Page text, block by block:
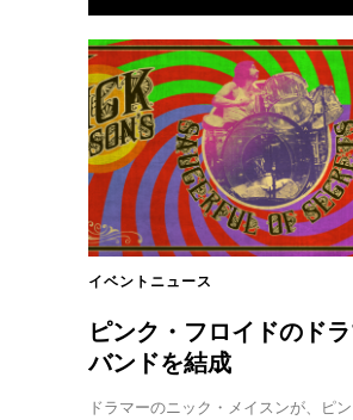
イベントニュース
ピンク・フロイドのド
バンドを結成
ドラマーのニック・メイスンが、ピ